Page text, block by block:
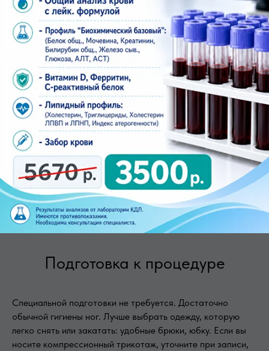
чтобы вы могли быстро обратиться к хирургу
или флебологу при необходимости.
Выгода.Действуют скидки: 5% для
пенсионеров, инвалидов, ветеранов и
многодетных семей. 7% для работников
заводов КАМАЗ, ТЭМПО, Сатурн, Риат. 10%
для медицинских работников.
Подготовка к процедуре
Специальной подготовки не требуется. Достаточно
обычной гигиены ног. Лучше выбрать одежду, которую
легко снять или закатать: удобные брюки, юбку. Если вы
носите компрессионный трикотаж, уточните при записи,